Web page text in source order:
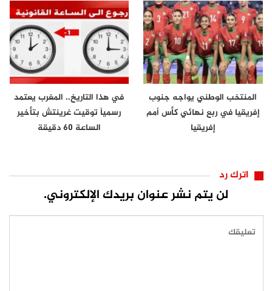
المنتخب الوطني يواجه جنوب
إفريقيا في ربع نهائي كأس أمم
إفريقيا
في هذا التاريخ.. المغرب يعتمد
رسمياً توقيت غرينتش بتأخير
الساعة 60 دقيقة
اترك رد
لن يتم نشر عنوان بريدك الإلكتروني.